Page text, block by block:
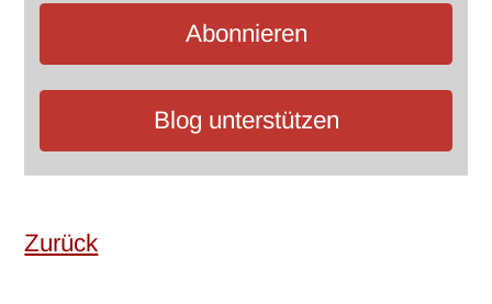
Abonnieren
Blog unterstützen
Zurück